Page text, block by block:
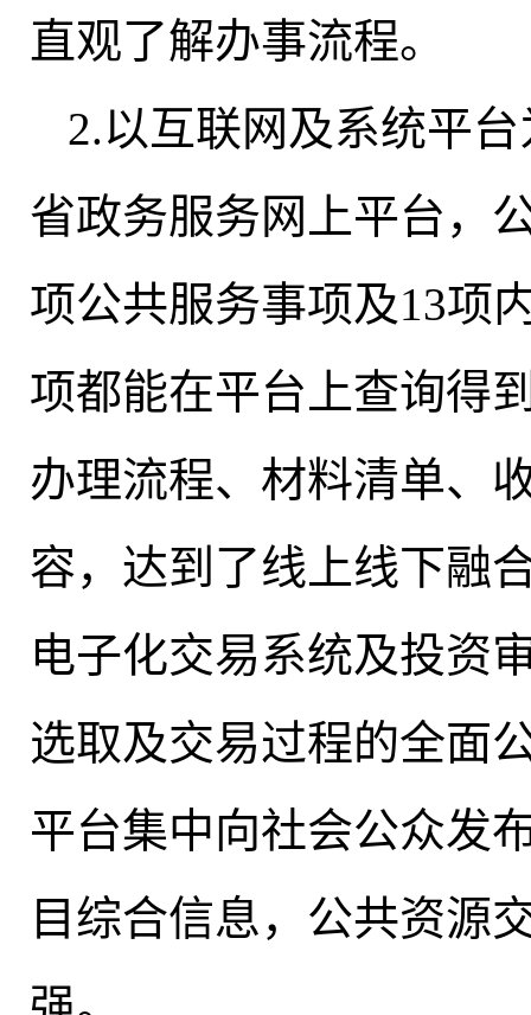
直观了解办事流程。
2.以互联网及系统平
省政务服务网上平台，
项公共服务事项及13项
项都能在平台上查询得
办理流程、材料清单、
容，达到了线上线下融
电子化交易系统及投资
选取及交易过程的全面
平台集中向社会公众发
目综合信息，公共资源